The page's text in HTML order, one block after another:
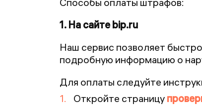
1. На сайте bip.ru
Наш сервис позволяет
подробную информацию о
Для оплаты следуйте
Откройте страницу